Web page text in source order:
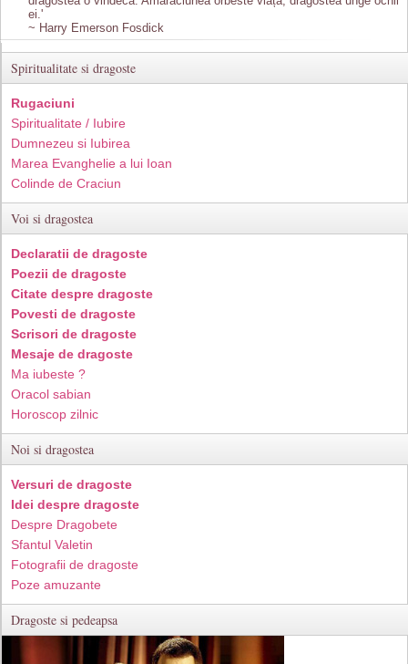
ei.'
~ Harry Emerson Fosdick
Spiritualitate si dragoste
Rugaciuni
Spiritualitate / Iubire
Dumnezeu si Iubirea
Marea Evanghelie a lui Ioan
Colinde de Craciun
Voi si dragostea
Declaratii de dragoste
Poezii de dragoste
Citate despre dragoste
Povesti de dragoste
Scrisori de dragoste
Mesaje de dragoste
Ma iubeste ?
Oracol sabian
Horoscop zilnic
Noi si dragostea
Versuri de dragoste
Idei despre dragoste
Despre Dragobete
Sfantul Valetin
Fotografii de dragoste
Poze amuzante
Dragoste si pedeapsa